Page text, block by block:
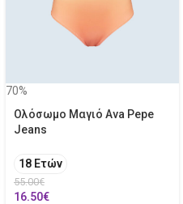
70%
Ολόσωμο Μαγιό Ava Pepe
Jeans
18 Ετών
55.00€
16.50€